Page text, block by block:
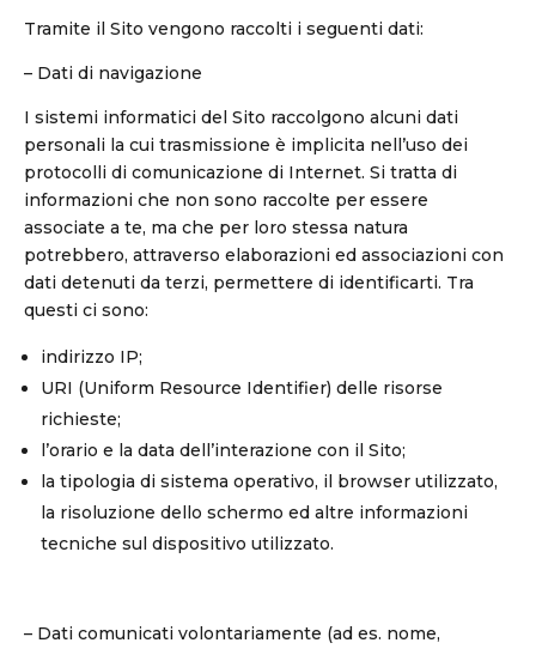
Tramite il Sito vengono raccolti i seguenti dati:
– Dati di navigazione
I sistemi informatici del Sito raccolgono alcuni dati
personali la cui trasmissione è implicita nell’uso dei
protocolli di comunicazione di Internet. Si tratta di
informazioni che non sono raccolte per essere
associate a te, ma che per loro stessa natura
potrebbero, attraverso elaborazioni ed associazioni con
dati detenuti da terzi, permettere di identificarti. Tra
questi ci sono:
indirizzo IP;
URI (Uniform Resource Identifier) delle risorse
richieste;
l’orario e la data dell’interazione con il Sito;
la tipologia di sistema operativo, il browser utilizzato,
la risoluzione dello schermo ed altre informazioni
tecniche sul dispositivo utilizzato.
– Dati comunicati volontariamente (ad es. nome,